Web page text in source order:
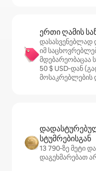
ერთი ღამის
დასასვენებლად
იმ
მდებარეობაცაა
50 $ USD‑დან
მოსაკრებლების
სტუმრებისგან
13 790‑ზე მეტი
დაგეხმარებათ